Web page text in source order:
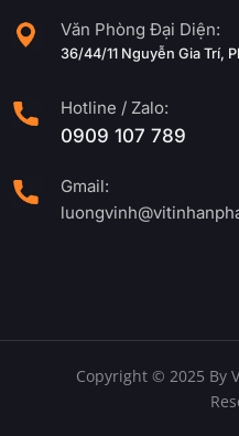
Văn Phòng Đại Diện:
36/44/11 Nguyễn Gia Trí,
Hotline / Zalo:
0909 107 789
Gmail:
Copyright © 2025 By